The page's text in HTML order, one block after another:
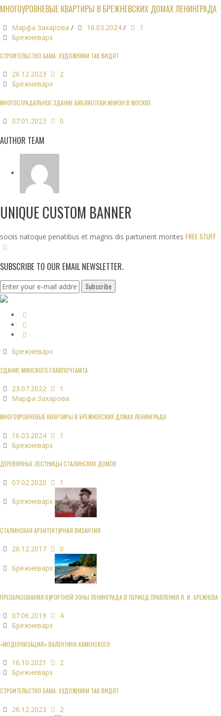
МНОГОУРОВНЕВЫЕ КВАРТИРЫ В БРЕЖНЕВСКИХ ДОМАХ ЛЕНИНГРАДА
Марфа Захарова / 16.03.2024 /
1
Брежневарх
СТРОИТЕЛЬСТВО БАМА: ХУДОЖНИКИ ТАК ВИДЯТ
26.12.2023
2
Брежневарх
МНОГОСТРАДАЛЬНОЕ ЗДАНИЕ БИБЛИОТЕКИ ИНИОН В МОСКВЕ
07.01.2023 0
AUTHOR TEAM
UNIQUE CUSTOM BANNER
sociis natoque penatibus et magnis dis parturient montes FREE STUFF
SUBSCRIBE TO OUR EMAIL NEWSLETTER.
Брежневарх
ЗДАНИЕ МИНСКОГО ГЛАВПОЧТАМТА
23.07.2022
1
Марфа Захарова
МНОГОУРОВНЕВЫЕ КВАРТИРЫ В БРЕЖНЕВСКИХ ДОМАХ ЛЕНИНГРАДА
16.03.2024
1
Брежневарх
ДЕРЕВЯННЫЕ ЛЕСТНИЦЫ СТАЛИНСКИХ ДОМОВ
07.02.2020 1
Брежневарх
СТАЛИНСКАЯ АРХИТЕКТУРНАЯ ВИЗАНТИЯ
26.12.2017 0
Брежневарх
ПРЕОБРАЗОВАНИЯ КУРОРТНОЙ ЗОНЫ ЛЕНИНГРАДА В ПЕРИОД ПРАВЛЕНИЯ Л. И. БРЕЖНЕВА
07.06.2019
4
Брежневарх
«МОДЕРНИЗАЦИЯ» ВАЛЕНТИНА КАМЕНСКОГО
16.10.2021
2
Брежневарх
СТРОИТЕЛЬСТВО БАМА: ХУДОЖНИКИ ТАК ВИДЯТ
26.12.2023
2